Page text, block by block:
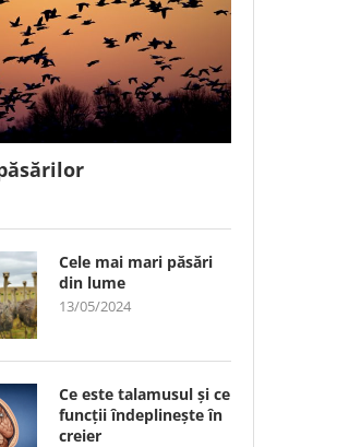
Cele mai mari păsări
din lume
13/05/2024
Ce este talamusul și ce
funcții îndeplinește în
creier